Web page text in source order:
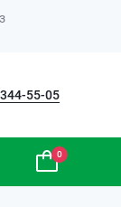
55-05
0